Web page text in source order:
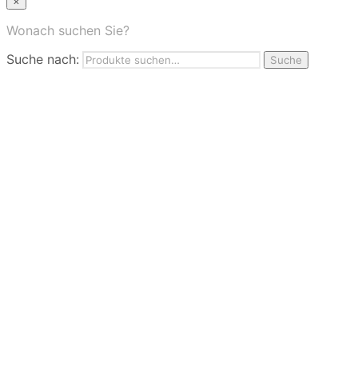
App
Nutzungbedingungen
Wonach suchen Sie?
Suche nach:
Suche